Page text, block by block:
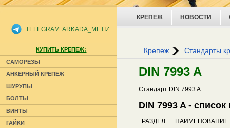
КРЕПЕЖ НОВОСТИ
Крепеж Стандарты
DIN 7993 A
Стандарт DIN 7993 A
DIN 7993 A -
РАЗДЕЛ НАИМЕНОВАНИЕ
TELEGRAM: ARKADA_METIZ
КУПИТЬ КРЕПЕЖ:
САМОРЕЗЫ
АНКЕРНЫЙ КРЕПЕЖ
ШУРУПЫ
БОЛТЫ
ВИНТЫ
ГАЙКИ